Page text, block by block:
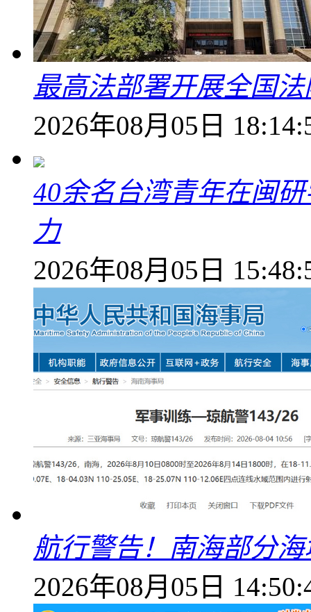
最高法部署开展全国
2026年08月05日
40余名台湾青年在闽
力
2026年08月05日
航行警告！南海部分
2026年08月05日